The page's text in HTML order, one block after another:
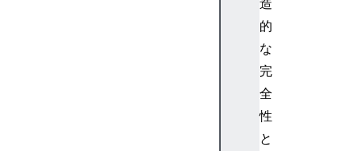
的
な
完
全
性
と